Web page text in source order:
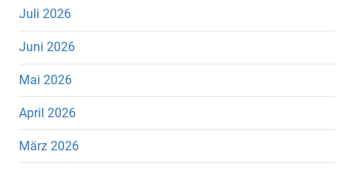
Juli 2026
Juni 2026
Mai 2026
April 2026
März 2026